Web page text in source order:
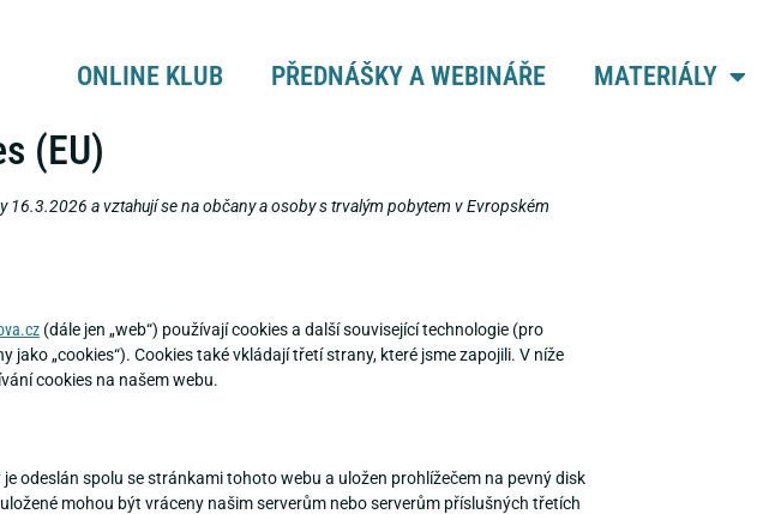
ONLINE KLUB PŘEDNÁŠKY A WEBINÁŘE MATERIÁLY
(EU)
16.3.2026 a vztahují se na občany a osoby s trvalým pobytem v Evropském
(dále jen „web“) používají cookies a další související technologie (pro
jako „cookies“). Cookies také vkládají třetí strany, které jsme zapojili. V níže
cookies na našem webu.
odeslán spolu se stránkami tohoto webu a uložen prohlížečem na pevný disk
mohou být vráceny našim serverům nebo serverům příslušných třetích